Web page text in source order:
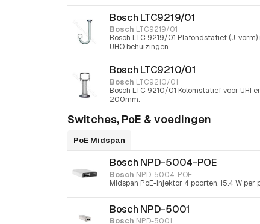
Bosch LTC9219/01
Bosch LTC9219/01
Bosch LTC 9219/01 Plafondstatief (J-
UHO behuizingen
Bosch LTC9210/01
Bosch LTC9210/01
Bosch LTC 9210/01 Kolomstatief voor UHI
200mm.
Switches, PoE & voedingen
PoE Midspan
Bosch NPD-5004-POE
Bosch NPD-5004-POE
Midspan PoE-Injektor 4 poorten, 15.4 W per
Bosch NPD-5001
Bosch NPD-5001